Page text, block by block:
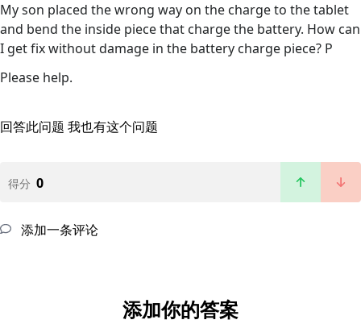
My son placed the wrong way on the charge to the tablet
and bend the inside piece that charge the battery. How can
I get fix without damage in the battery charge piece? P
Please help.
回答此问题 我也有这个问题
得分 0
添加一条评论
添加你的答案